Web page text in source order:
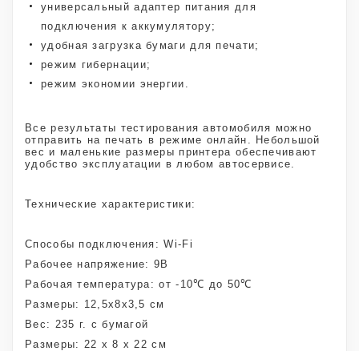
универсальный адаптер питания для
подключения к аккумулятору;
удобная загрузка бумаги для печати;
режим гибернации;
режим экономии энергии.
Все результаты тестирования автомобиля можно
отправить на печать в режиме онлайн. Небольшой
вес и маленькие размеры принтера обеспечивают
удобство эксплуатации в любом автосервисе.
Технические характеристики:
Способы подключения: Wi-Fi
Рабочее напряжение: 9В
Рабочая температура: от -10℃ до 50℃
Размеры: 12,5х8х3,5 см
Вес: 235 г. с бумагой
Размеры: 22 x 8 x 22 см